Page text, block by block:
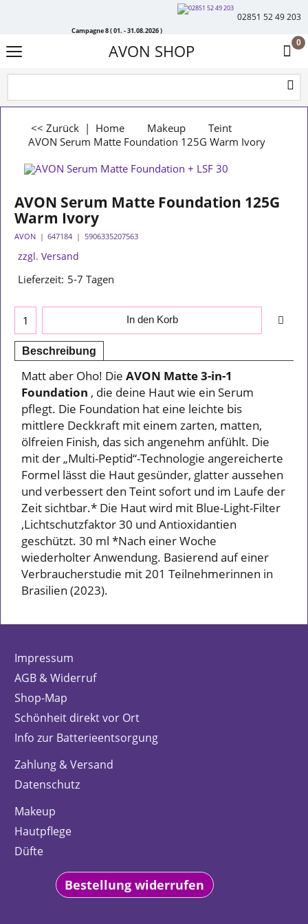
Campagne 8 ( 01. - 31.08.2026 )
02851 52 49 203
AVON SHOP 0
<< Zurück | Home Makeup
Teint
AVON Serum Matte Foundation 125G Warm Ivory
AVON Serum Matte Foundation 125G
Warm Ivory
AVON 647184 5906335207563
zzgl. Versand
Lieferzeit: 5-7 Tagen
In den Korb
Beschreibung
Matt aber Oho! Die AVON Matte 3-in-1
Foundation , die deine Haut wie ein Serum
pflegt. Die Foundation hat eine leichte bis
mittlere Deckkraft mit einem zarten, matten,
ölfreien Finish, das sich angenehm anfühlt. Die
mit der „Multi-Peptid“-Technologie angereicherte
Formel lässt die Haut gesünder, glatter aussehen
und verbessert den Teint sofort und im Laufe der
Zeit sichtbar.* Die Haut wird mit Blue-Light-Filter
,Lichtschutzfaktor 30 und Antioxidantien
geschützt. 30 ml *Nach einer Woche
wiederholter Anwendung. Basierend auf einer
Verbraucherstudie mit 201 Teilnehmerinnen in
Brasilien (2023).
Impressum
AGB & Widerruf
Shop-Map
Schönheit direkt vor Ort
Info zur Batterieentsorgung
Zahlung & Versand
Datenschutz
Makeup
Hautpflege
Düfte
Bestellung widerrufen